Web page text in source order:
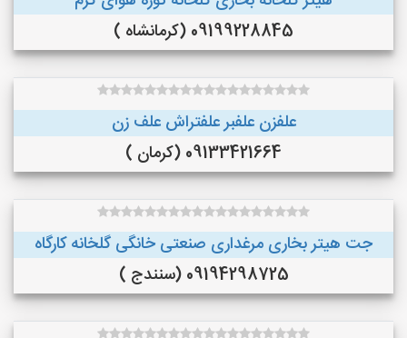
09199228845 (کرمانشاه )
علفزن علفبر علفتراش علف زن
09133421664 (کرمان )
جت هیتر بخاری مرغداری صنعتی خانگی گلخانه کارگاه
09194298725 (سنندج )